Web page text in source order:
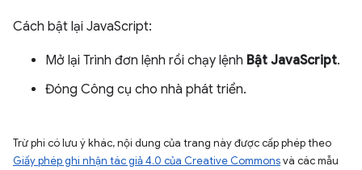
Cách bật lại JavaScript:
Mở lại Trình đơn lệnh rồi chạy lệnh Bật JavaScript.
Đóng Công cụ cho nhà phát triển.
Trừ phi có lưu ý khác, nội dung của trang này được cấp phép theo
Giấy phép ghi nhận tác giả 4.0 của Creative Commonsvà các mẫu